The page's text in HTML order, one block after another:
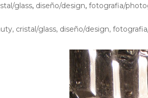
glass, diseño/design, fotografia/
, cristal/glass, diseño/design,